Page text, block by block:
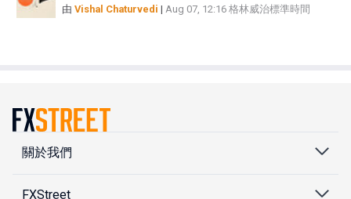
由 Vishal Chaturvedi | Aug 07, 12:16 格林威治標準時間
關於我們
FXStreet